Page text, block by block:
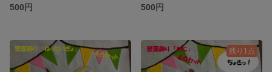
500円
500円
残り1点